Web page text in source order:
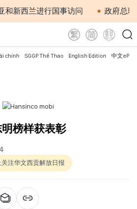
进行国事访问 政府总理黎明兴
chính SGGP Thể Thao English Edition 中文
榜样获表彰
关注华文西贡解放日报